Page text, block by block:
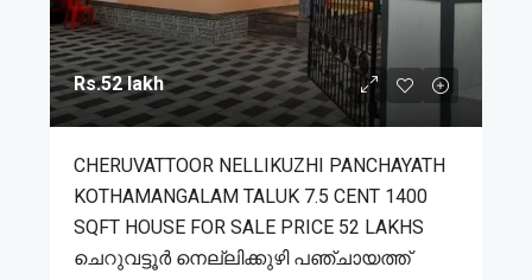
Rs.52 lakh
CHERUVATTOOR NELLIKUZHI PANCHAYATH
KOTHAMANGALAM TALUK 7.5 CENT 1400
SQFT HOUSE FOR SALE PRICE 52 LAKHS
ചെറുവട്ടൂർ നെല്ലിക്കുഴി പഞ്ചായത്ത്